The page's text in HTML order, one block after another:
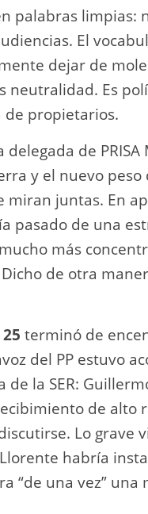
palabras limpias:
El
dejar de
neutralidad. Es
de propietarios.
de
y el nuevo
miran juntas. En
pasado de una
más
de otra
terminó de
del PP estuvo
la SER:
de alto
Lo grave
habría
“de una vez” una